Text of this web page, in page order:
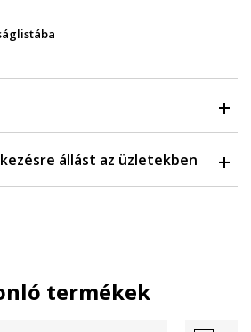
állást az üzletekben
termékek